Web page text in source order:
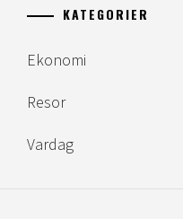
KATEGORIER
Ekonomi
Resor
Vardag